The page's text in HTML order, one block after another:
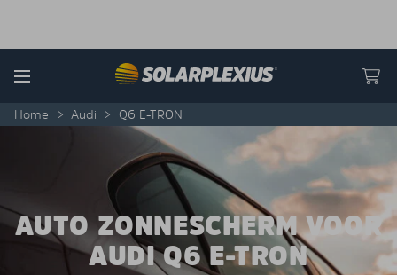
Menu
Home > Audi > Q6 E-TRON
AUTO ZONNESCHERM VOOR
AUDI Q6 E-TRON